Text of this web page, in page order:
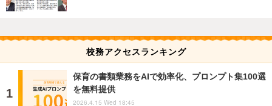
校務アクセスランキング
保育の書類業務をAIで効率化、プロンプト集100選
を無料提供
2026.4.15 Wed 18:45